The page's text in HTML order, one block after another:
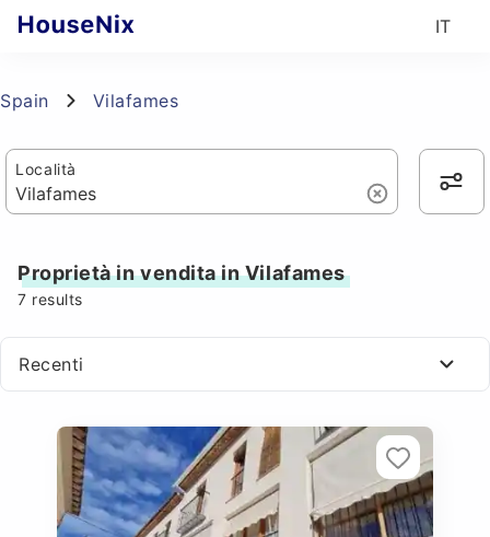
IT
Spain Vilafames
Località
Proprietà in vendita in Vilafames
7 results
Recenti